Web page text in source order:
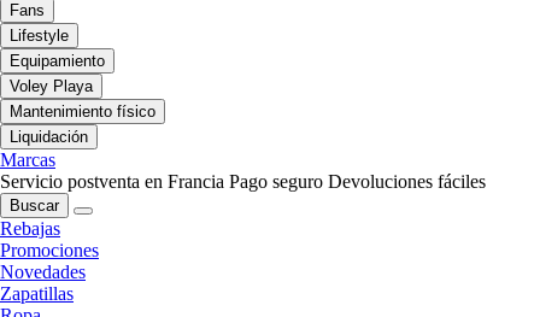
Fans
Lifestyle
Equipamiento
Voley Playa
Mantenimiento físico
Liquidación
Marcas
Servicio postventa en Francia Pago seguro Devoluciones fáciles
Buscar
Rebajas
Promociones
Novedades
Zapatillas